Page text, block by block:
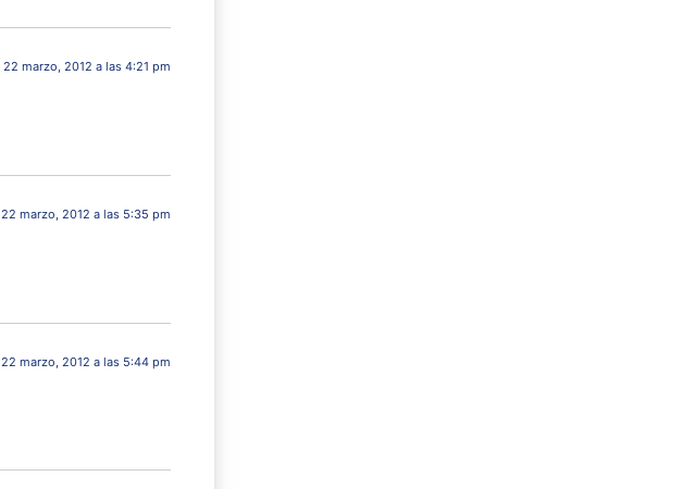
22 marzo, 2012 a las 4:21 pm
22 marzo, 2012 a las 5:35 pm
22 marzo, 2012 a las 5:44 pm